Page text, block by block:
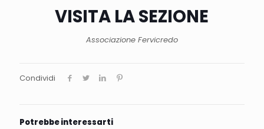
VISITA LA SEZIONE
Associazione Fervicredo
Condividi
Potrebbe interessarti